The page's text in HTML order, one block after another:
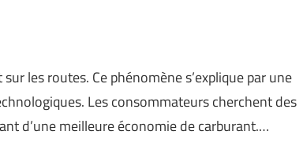
les routes. Ce phénomène s’explique par une
Les consommateurs cherchent des
d’une meilleure économie de carburant.…